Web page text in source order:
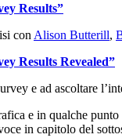
Results”
con Alison Butterill,
Results Revealed”
e ad ascoltare
e in qualche
in capitolo del